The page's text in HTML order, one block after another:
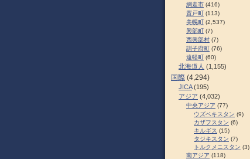
網走市 (416)
置戸町 (113)
美幌町 (2,537)
興部町 (7)
西興部村 (7)
訓子府町 (76)
遠軽町 (60)
北海道人 (1,155)
国際 (4,294)
JICA(195)
アジア (4,032)
中央アジア (77)
ウズベキスタン (9)
カザフスタン (6)
キルギス (15)
タジキスタン (7)
トルクメニスタン (3)
南アジア (118)